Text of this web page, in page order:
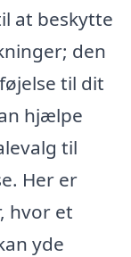
at beskytte
den
til dit
hjælpe
til
Her er
hvor et
yde